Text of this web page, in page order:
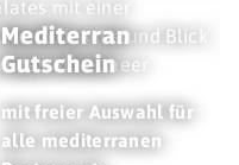
Mediterran
Gutschein
mit freier Auswahl für
alle mediterranen